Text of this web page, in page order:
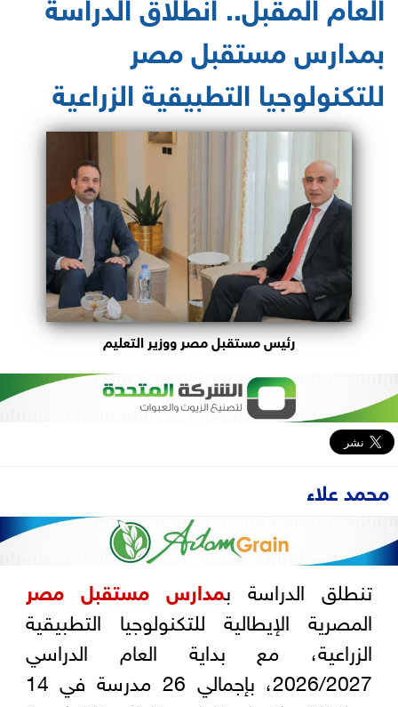
بمدارس مستقبل مصر
للتكنولوجيا التطبيقية الزراعية
رئيس مستقبل مصر ووزير التعليم
محمد علاء
تنطلق الدراسة بمدارس مستقبلمصر
المصرية الإيطالية للتكنولوجيا التطبيقية
الزراعية، مع بداية العام الدراسي
2026/2027، بإجمالي 26 مدرسة في 14